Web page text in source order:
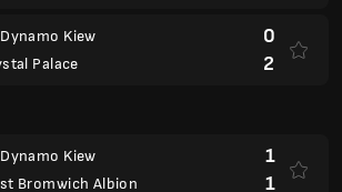
Kiew
Palace
0
2
Kiew
Bromwich Albion
1
1